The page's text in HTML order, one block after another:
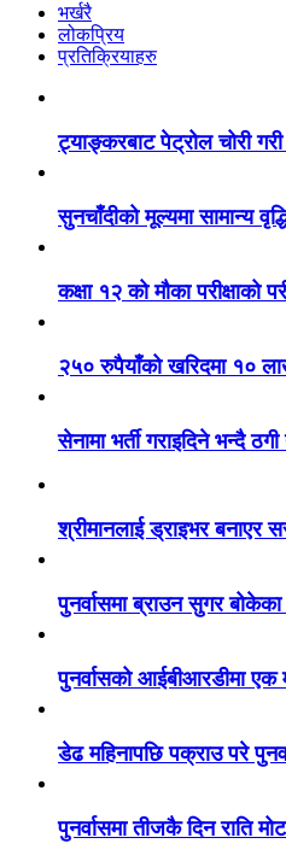
भर्खरै
लोकप्रिय
प्रतिक्रियाहरु
ट्याङ्करबाट पेट्रोल चोरी
सुनचाँदीको मूल्यमा सामान्य
कक्षा १२ को मौका परीक्षाको
२५० रुपैयाँको खरिदमा १०
सेनामा भर्ती गराइदिने भन्दै
श्रीमानलाई ड्राइभर बनाएर
पुनर्वासमा ब्राउन सुगर
पुनर्वासको आईबीआरडीमा एक
डेढ महिनापछि पक्राउ परे
पुनर्वासमा तीजकै दिन राति